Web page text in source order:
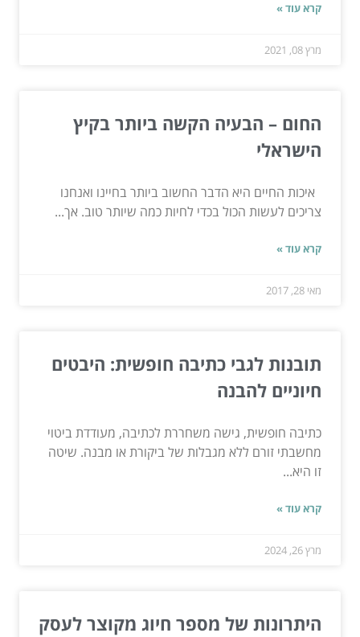
קרא עוד »
מרץ 08, 2021
החום – הבעיה הקשה ביותר בקיץ
הישראלי
איכות החיים היא הדבר החשוב ביותר בחיינו ואנחנו
צריכים לעשות הכול בכדי לחיות כמה שיותר טוב. אך...
קרא עוד »
מאי 28, 2017
תובנות לגבי כתיבה חופשית: היבטים
חיוניים להבנה
כתיבה חופשית, גישה משחררת לכתיבה, מעודדת ביטוי
מחשבתי זורם ללא מגבלות של ביקורת או מבנה. שיטה
זו היא...
קרא עוד »
מרץ 26, 2024
היתרונות של מספר חיוג מקוצר לעסק